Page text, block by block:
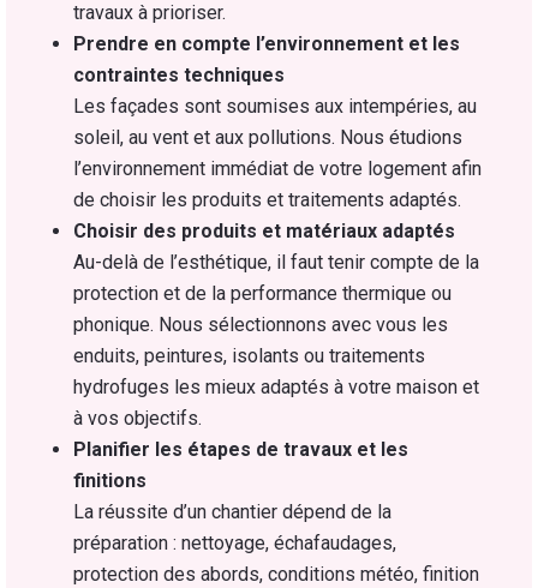
travaux à prioriser.
Prendre en compte l’environnement et les
contraintes techniques
Les façades sont soumises aux intempéries, au
soleil, au vent et aux pollutions. Nous étudions
l’environnement immédiat de votre logement afin
de choisir les produits et traitements adaptés.
Choisir des produits et matériaux adaptés
Au-delà de l’esthétique, il faut tenir compte de la
protection et de la performance thermique ou
phonique. Nous sélectionnons avec vous les
enduits, peintures, isolants ou traitements
hydrofuges les mieux adaptés à votre maison et
à vos objectifs.
Planifier les étapes de travaux et les
finitions
La réussite d’un chantier dépend de la
préparation : nettoyage, échafaudages,
protection des abords, conditions météo, finition